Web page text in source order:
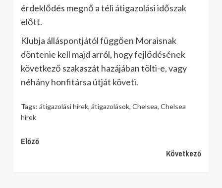
érdeklődés megnő a téli átigazolási időszak
előtt.
Klubja álláspontjától függően Moraisnak
döntenie kell majd arról, hogy fejlődésének
következő szakaszát hazájában tölti-e, vagy
néhány honfitársa útját követi.
Tags: átigazolási hírek, átigazolások, Chelsea, Chelsea
hírek
Continue
Előző
Következő